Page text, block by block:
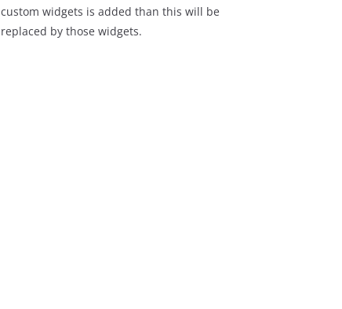
custom widgets is added than this will be
replaced by those widgets.